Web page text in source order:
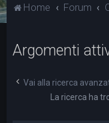
Home Forum
Argomenti
Vai alla ricerca
La ricerca ha